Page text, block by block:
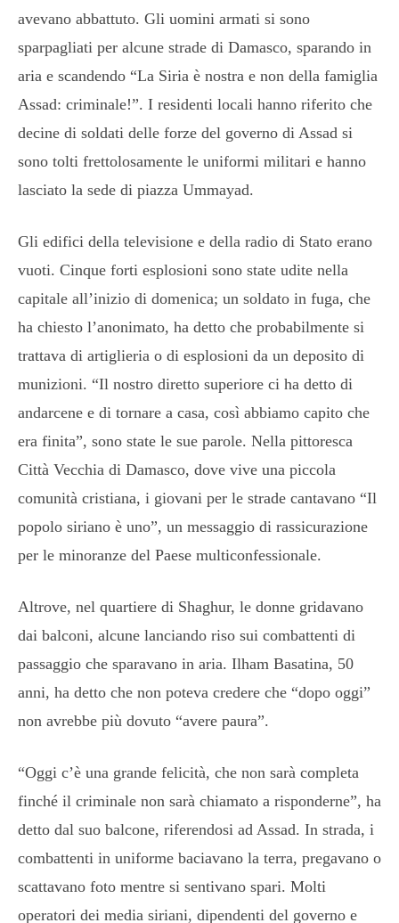
avevano abbattuto. Gli uomini armati si sono
sparpagliati per alcune strade di Damasco, sparando in
aria e scandendo “La Siria è nostra e non della famiglia
Assad: criminale!”. I residenti locali hanno riferito che
decine di soldati delle forze del governo di Assad si
sono tolti frettolosamente le uniformi militari e hanno
lasciato la sede di piazza Ummayad.
Gli edifici della televisione e della radio di Stato erano
vuoti. Cinque forti esplosioni sono state udite nella
capitale all’inizio di domenica; un soldato in fuga, che
ha chiesto l’anonimato, ha detto che probabilmente si
trattava di artiglieria o di esplosioni da un deposito di
munizioni. “Il nostro diretto superiore ci ha detto di
andarcene e di tornare a casa, così abbiamo capito che
era finita”, sono state le sue parole. Nella pittoresca
Città Vecchia di Damasco, dove vive una piccola
comunità cristiana, i giovani per le strade cantavano “Il
popolo siriano è uno”, un messaggio di rassicurazione
per le minoranze del Paese multiconfessionale.
Altrove, nel quartiere di Shaghur, le donne gridavano
dai balconi, alcune lanciando riso sui combattenti di
passaggio che sparavano in aria. Ilham Basatina, 50
anni, ha detto che non poteva credere che “dopo oggi”
non avrebbe più dovuto “avere paura”.
“Oggi c’è una grande felicità, che non sarà completa
finché il criminale non sarà chiamato a risponderne”, ha
detto dal suo balcone, riferendosi ad Assad. In strada, i
combattenti in uniforme baciavano la terra, pregavano o
scattavano foto mentre si sentivano spari. Molti
operatori dei media siriani, dipendenti del governo e